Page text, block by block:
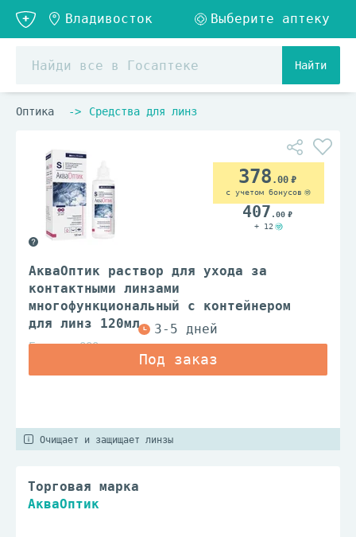
Найти
Оптика Средства для линз
АкваОптик раствор для ухода за
контактными линзами
многофункциональный с контейнером
для линз 120мл
Гротекс ООО
378 .00
с учетом бонусов
407 .00
+ 12
Очищает и защищает линзы
Торговая марка
АкваОптик